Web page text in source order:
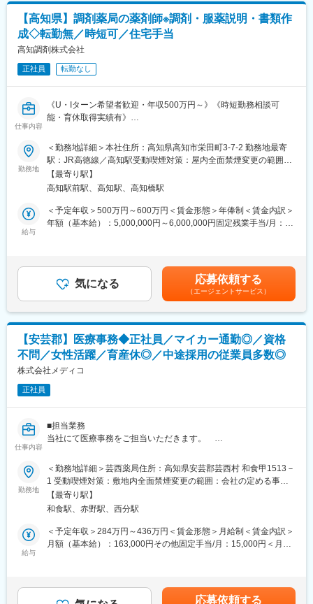
お客様からの相談段階から、最終的に製品としてできたものを届
けるまでの一連の業務をお任せします。
※製品設計について
CAD等のスキルは不要で主にExcelなどを使用して社内指示の書類
作成を対応いただきます。
■業務の特徴
・本社では、既存のお客様の受注対応がメインです。取引先の開
拓などはございません。
・複数の製品対応があるため、業務は2人でペアとなり進めていま
・企画の多くはお客様から依頼をいただきますが、時には「社内
技術から生まれる新製品」をお客様に提案し弊社で製造、お客様
の製品として販売していただくこともあります。
ポケットティッシュ、トイレットペーパー、不織布マスク、フェ
イスマスク、クレンジングシート、化粧品容器、制汗シート等
るよう商品化に向けて伴走できるのはOEMメーカーならではのや
りがいです。
・依頼を頂く所から製品の開発、製造過程での調整、納品までの
スケジュール管理まで一貫して携わるため、自分自身が携わった
製品が世の中に流通されたときは大きな達成感を感じます。
【主要取引先】
ユニチャーム／コーセー／マンダム／資生堂／花王／ライオン／
小林製薬／大王製紙／大日本印刷ほか国内トップクラスの大手化
粧品・医薬品メーカー
【高知県】調剤薬局の薬剤師※調剤・服薬説明・書類作
成◇転勤無／時短可／住宅手当
高知調剤株式会社
正社員 転勤なし
仕事内容
《U・Iターン希望者歓迎・年収500万円～》《時短勤務相談可
能・育休取得実績有》
高知県にて処方せん調剤薬局・一般用医薬品販売・居宅介護支援
事業を行う当社にて保険調剤薬局業務全般を薬剤師として担当い
ただきます。
■具体的には
顧客へのご案内・調剤説明
医療機関に対しての各書類作成
店舗により異なりますが薬剤師１名・医療事務１名の2名体制が多
いですが、
支店により薬剤師・医療事務合計10名の店舗での配属予定もあり
■当社の特徴
高知県内を代表を中心に13店舗開設し、医療サービスを薬局事業
を通して提供しております。
地域住民の皆様とのつながりを大切にする高知家「健康づくり支
援薬局」として、患者様や地域の皆様の健康をサポートしており
ます。
変更の範囲：会社の定める業務
勤務地
＜勤務地詳細＞本社住所：高知県高知市栄田町3-7-2 勤務地最寄
駅：JR高徳線／高知駅受動喫煙対策：屋内全面禁煙変更の範囲：
会社の定める事業所
【最寄り駅】
高知駅前駅、高知駅、高知橋駅
給与
＜予定年収＞500万円～600万円＜賃金形態＞年俸制＜賃金内訳＞
年額（基本給）：5,000,000円～6,000,000円固定残業手当/月：
額は選考を通じて上下する可能性があります。月給(月額)は固定手
当を含みます。
気になる 応募依頼する
（エージェントサービス）
【安芸郡】医療事務◆正社員／マイカー通勤◎／資格
不問／女性活躍／育産休◎／中途採用の従業員多数◎
株式会社メディコ
正社員
仕事内容
■担当業務
当社にて医療事務をご担当いただきます。
（雇用形態：正社員）
・仕事内容：調剤薬局での医療事務業務
・受付、電話応対
・パソコン入力
・レセプト作成
・薬剤師指導の下の調剤補助
・まれに薬の配達業務(社用車使用(軽自動車ＡＴ))がございま
■組織構成
5名体制となります。
勤務地
＜勤務地詳細＞芸西薬局住所：高知県安芸郡芸西村 和食甲1513－
1 受動喫煙対策：敷地内全面禁煙変更の範囲：会社の定める事業
所【最寄り駅】
和食駅、赤野駅、西分駅
給与
＜予定年収＞284万円～436万円＜賃金形態＞月給制＜賃金内訳＞
月額（基本給）：163,000円その他固定手当/月：15,000円＜月給
能性があります。月給(月額)は固定手当を含めた表記です。
応募依頼する